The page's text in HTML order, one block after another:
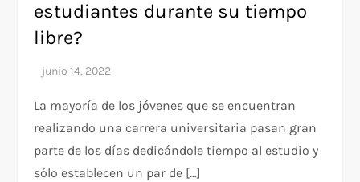
estudiantes durante su tiempo
libre?
La mayoría de los jóvenes que se encuentran
realizando una carrera universitaria pasan gran
parte de los días dedicándole tiempo al estudio y
sólo establecen un par de […]